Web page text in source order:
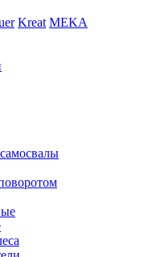
Kreat MEKA